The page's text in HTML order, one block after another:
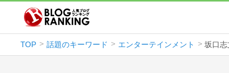
TOP 話題のキーワード エンターテインメント 坂口志